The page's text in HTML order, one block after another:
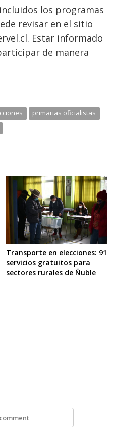
los programas
revisar en el sitio
Estar informado
de manera
primarias oficialistas
Transporte en elecciones: 91
servicios gratuitos para
sectores rurales de Ñuble